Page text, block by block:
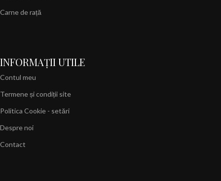
Carne de rață
INFORMAȚII UTILE
Contul meu
Termene și condiții site
Politica Cookie - setări
Despre noi
Contact